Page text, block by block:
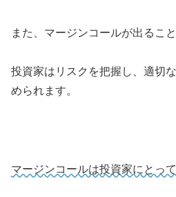
また、マージンコールが出ること
投資家はリスクを把握し、適切
められます。
マージンコールは投資家にとっ